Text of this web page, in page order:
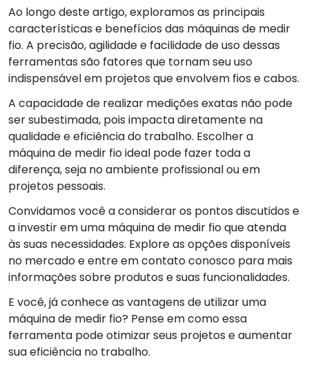
Ao longo deste artigo, exploramos as principais
características e benefícios das máquinas de medir
fio. A precisão, agilidade e facilidade de uso dessas
ferramentas são fatores que tornam seu uso
indispensável em projetos que envolvem fios e cabos.
A capacidade de realizar medições exatas não pode
ser subestimada, pois impacta diretamente na
qualidade e eficiência do trabalho. Escolher a
máquina de medir fio ideal pode fazer toda a
diferença, seja no ambiente profissional ou em
projetos pessoais.
Convidamos você a considerar os pontos discutidos e
a investir em uma máquina de medir fio que atenda
às suas necessidades. Explore as opções disponíveis
no mercado e entre em contato conosco para mais
informações sobre produtos e suas funcionalidades.
E você, já conhece as vantagens de utilizar uma
máquina de medir fio? Pense em como essa
ferramenta pode otimizar seus projetos e aumentar
sua eficiência no trabalho.